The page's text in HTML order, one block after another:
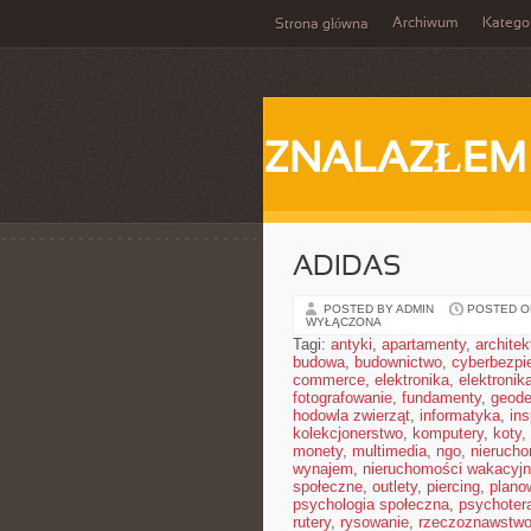
Strona główna Archiwum
ZNALAZŁEM
ADIDAS
POSTED BY ADMIN POSTED
WYŁĄCZONA
Tagi: antyki, apartamenty,
budowa, budownictwo,
commerce, elektronika,
fotografowanie, fundamenty,
hodowla zwierząt, informatyka,
kolekcjonerstwo, komputery, koty,
monety, multimedia, ngo,
wynajem, nieruchomości
społeczne, outlety, piercing,
psychologia społeczna,
rutery, rysowanie, rzeczoznawstwo